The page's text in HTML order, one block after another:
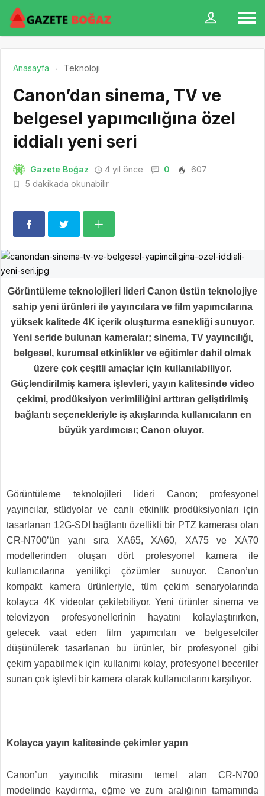
Anasayfa Teknoloji
Canon’dan sinema, TV ve
belgesel yapımcılığına özel
iddialı yeni seri
Gazete Boğaz 4 yıl önce 0
607
5 dakikada okunabilir
Görüntüleme teknolojileri lideri Canon üstün teknolojiye
sahip yeni ürünleri ile yayıncılara ve film yapımcılarına
yüksek kalitede 4K içerik oluşturma esnekliği sunuyor.
Yeni seride bulunan kameralar; sinema, TV yayıncılığı,
belgesel, kurumsal etkinlikler ve eğitimler dahil olmak
üzere çok çeşitli amaçlar için kullanılabiliyor.
Güçlendirilmiş kamera işlevleri, yayın kalitesinde video
çekimi, prodüksiyon verimliliğini arttıran geliştirilmiş
bağlantı seçenekleriyle iş akışlarında kullanıcıların en
büyük yardımcısı; Canon oluyor.
Görüntüleme teknolojileri lideri Canon; profesyonel
yayıncılar, stüdyolar ve canlı etkinlik prodüksiyonları için
tasarlanan 12G-SDI bağlantı özellikli bir PTZ kamerası olan
CR-N700’ün yanı sıra XA65, XA60, XA75 ve XA70
modellerinden oluşan dört profesyonel kamera ile
kullanıcılarına yenilikçi çözümler sunuyor. Canon’un
kompakt kamera ürünleriyle, tüm çekim senaryolarında
kolayca 4K videolar çekilebiliyor. Yeni ürünler sinema ve
televizyon profesyonellerinin hayatını kolaylaştırırken,
gelecek vaat eden film yapımcıları ve belgeselciler
düşünülerek tasarlanan bu ürünler, bir profesyonel gibi
çekim yapabilmek için kullanımı kolay, profesyonel beceriler
sunan çok işlevli bir kamera olarak kullanıcılarını karşılıyor.
Kolayca yayın kalitesinde çekimler yapın
Canon’un yayıncılık mirasını temel alan CR-N700
modelinde kaydırma, eğme ve zum aralığının tamamında